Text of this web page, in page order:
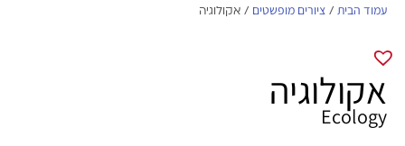
עמוד הבית / ציורים מופשטים / אקולוגיה
אקולוגיה
Ecology